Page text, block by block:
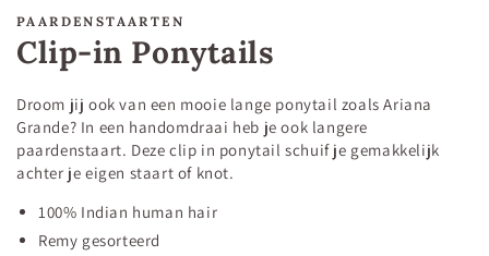
PAARDENSTAARTEN
Clip-in Ponytails
Droom jij ook van een mooie lange ponytail zoals Ariana
Grande? In een handomdraai heb je ook langere
paardenstaart. Deze clip in ponytail schuif je gemakkelijk
achter je eigen staart of knot.
100% Indian human hair
Remy gesorteerd